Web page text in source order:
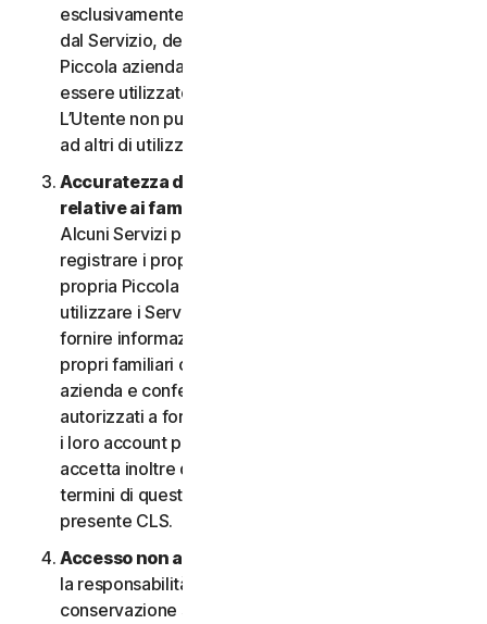
esclusivamente a uso dell’Utente (o, se consentito
dal Servizio, dei relativi familiari o della relativa
Piccola azienda) per gestire i Servizi, e non deve
essere utilizzato da terzi per alcuno scopo.
L’Utente non può vendere, trasferire o consentire
ad altri di utilizzare le credenziali dell’account.
Accuratezza delle informazioni (incluse quelle
relative ai familiari o alla Piccola azienda)
Alcuni Servizi potrebbero consentire all’Utente di
registrare i propri familiari, i dipendenti della
propria Piccola azienda o i propri dispositivi per
utilizzare i Servizi. In questo caso è necessario
fornire informazioni veritiere e accurate su di sé, i
propri familiari o i dipendenti della propria Piccola
azienda e confermare di essere debitamente
autorizzati a fornire tali informazioni e a monitorare
i loro account per loro conto. L’Utente
accetta inoltre di informare tali persone riguardo ai
termini di questo CLS e garantire la compliance al
presente CLS.
Accesso non autorizzato all’account
la responsabilità esclusiva di garantire la
conservazione sicura del proprio nome utente e